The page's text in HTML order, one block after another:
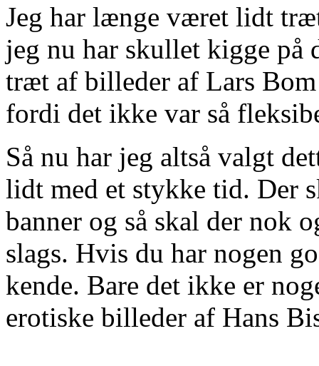
Jeg har længe været lidt
jeg nu har skullet kigge på
træt af billeder af Lars
fordi det ikke var så
Så nu har jeg altså valgt
lidt med et stykke tid. Der
banner og så skal der nok
slags. Hvis du har nogen
kende. Bare det ikke er
erotiske billeder af Hans